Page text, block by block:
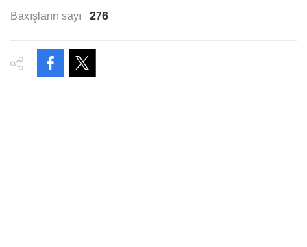
Baxışların sayı 276